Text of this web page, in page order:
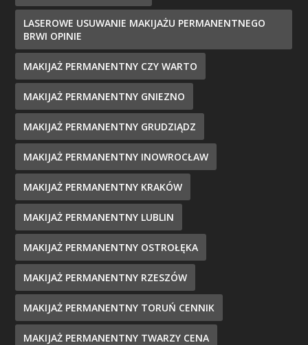
LASEROWE USUWANIE MAKIJAŻU PERMANENTNEGO
BRWI OPINIE
MAKIJAŻ PERMANENTNY CZY WARTO
MAKIJAŻ PERMANENTNY GNIEZNO
MAKIJAŻ PERMANENTNY GRUDZIĄDZ
MAKIJAŻ PERMANENTNY INOWROCŁAW
MAKIJAŻ PERMANENTNY KRAKÓW
MAKIJAŻ PERMANENTNY LUBLIN
MAKIJAŻ PERMANENTNY OSTROŁĘKA
MAKIJAŻ PERMANENTNY RZESZÓW
MAKIJAŻ PERMANENTNY TORUŃ CENNIK
MAKIJAŻ PERMANENTNY TWARZY CENA